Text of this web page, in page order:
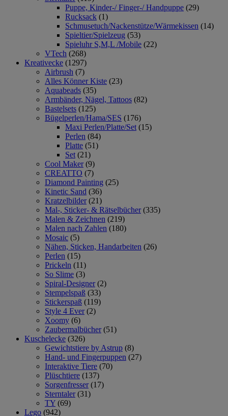
Puppe, Kinder-/ Finger-/ Handpuppe (29)
Rucksack (1)
Schmusetuch/Nackenstütze/Wärmekissen (14)
Spieltier/Spielzeug (53)
Spieluhr S,M,L /Mobile (22)
VTech (268)
Kreativecke (1297)
Airbrush (7)
Alles Könner Kiste (23)
Aquabeads (35)
Armbänder, Nägel, Tattoos (82)
Bastelsets (125)
Bügelperlen/Hama/SES (176)
Maxi Perlen/Platte/Set (15)
Perlen (84)
Platte (51)
Set (21)
Cool Maker (9)
CREATTO (7)
Diamond Painting (25)
Kinetic Sand (36)
Kratzelbilder (21)
Mal-, Sticker- & Rätselbücher (335)
Malen & Zeichnen (219)
Malen nach Zahlen (180)
Mosaic (5)
Nähen, Sticken, Handarbeiten (26)
Perlen (15)
Prickeln (11)
So Slime (3)
Spiral-Designer (2)
Stempelspaß (33)
Stickerspaß (119)
Style 4 Ever (2)
Xoomy (6)
Zaubermalbücher (51)
Kuschelecke (326)
Gewichtstiere by Astrup (8)
Hand- und Fingerpuppen (27)
Interaktive Tiere (70)
Plüschtiere (137)
Sorgenfresser (17)
Sterntaler (31)
TY (69)
Lego (942)